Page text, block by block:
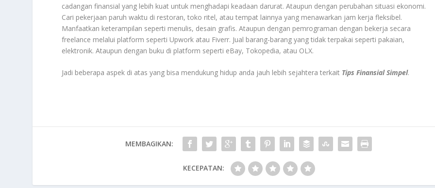
cadangan finansial yang lebih kuat untuk menghadapi keadaan darurat. Ataupun dengan perubahan situasi ekonomi.
Cari pekerjaan paruh waktu di restoran, toko ritel, atau tempat lainnya yang menawarkan jam kerja fleksibel.
Manfaatkan keterampilan seperti menulis, desain grafis. Ataupun dengan pemrograman dengan bekerja secara
freelance melalui platform seperti Upwork atau Fiverr. Jual barang-barang yang tidak terpakai seperti pakaian,
elektronik. Ataupun dengan buku di platform seperti eBay, Tokopedia, atau OLX.
Jadi beberapa aspek di atas yang bisa mendukung hidup anda jauh lebih sejahtera terkait Tips Finansial Simpel.
MEMBAGIKAN:
KECEPATAN: